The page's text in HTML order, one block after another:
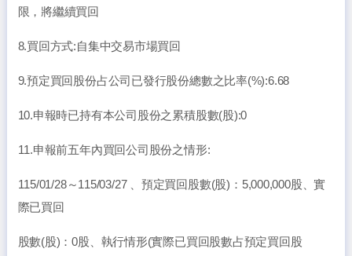
限，將繼續買回
8.買回方式:自集中交易市場買回
9.預定買回股份占公司已發行股份總數之比率(%):6.68
10.申報時已持有本公司股份之累積股數(股):0
11.申報前五年內買回公司股份之情形:
115/01/28～115/03/27 、預定買回股數(股)：5,000,000股、實
際已買回
股數(股)：0股、執行情形(實際已買回股數占預定買回股